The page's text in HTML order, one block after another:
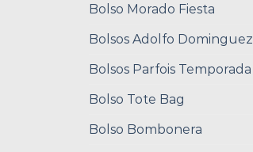
Bolso Morado Fiesta
Bolsos Adolfo Dominguez
Bolsos Parfois Temporada
Bolso Tote Bag
Bolso Bombonera